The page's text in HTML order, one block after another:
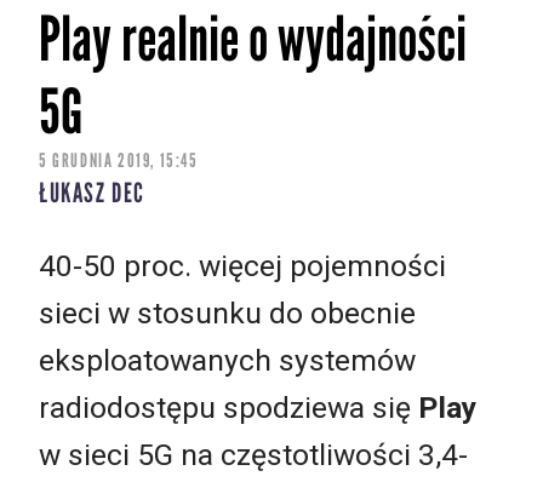
Play realnie o wydajności
5G
5 GRUDNIA 2019, 15:45
ŁUKASZ DEC
40-50 proc. więcej pojemności
sieci w stosunku do obecnie
eksploatowanych systemów
radiodostępu spodziewa się Play
w sieci 5G na częstotliwości 3,4-